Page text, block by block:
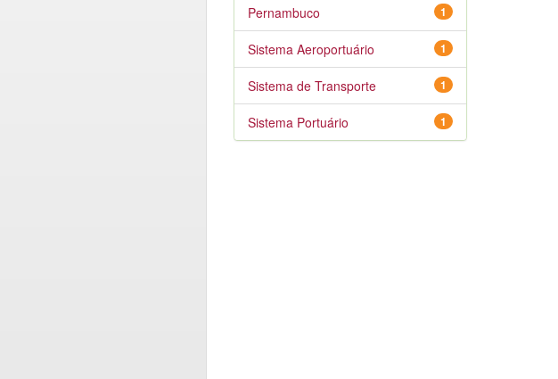
1
Pernambuco
1
Sistema Aeroportuário
1
Sistema de Transporte
1
Sistema Portuário